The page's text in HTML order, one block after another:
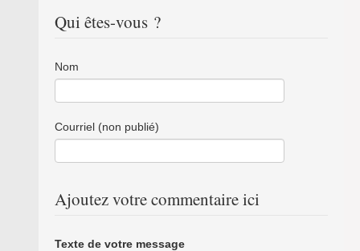
Qui êtes-vous ?
Nom
Courriel (non publié)
Ajoutez votre commentaire ici
Texte de votre message